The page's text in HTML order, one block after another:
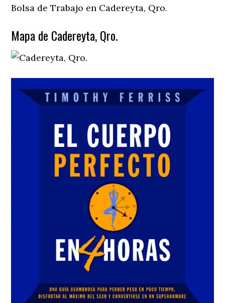
Bolsa de Trabajo en Cadereyta, Qro.
Mapa de Cadereyta, Qro.